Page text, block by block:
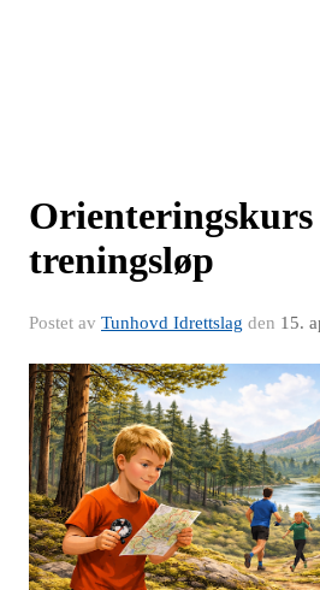
Orienteringskurs
treningsløp
Postet av Tunhovd Idrettslag den 15.